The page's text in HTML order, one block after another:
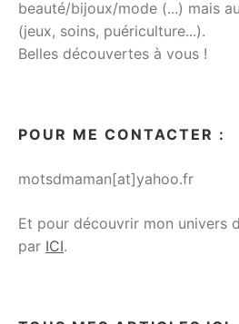
beauté/bijoux/mode (...) mais
(jeux, soins, puériculture...).
Belles découvertes à vous !
POUR ME CONTACTER :
motsdmaman[at]yahoo.fr
Et pour découvrir mon univers
par ICI.